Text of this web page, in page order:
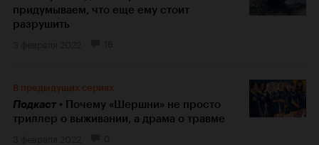
придумываем, что еще ему стоит
разрушить
В предыдущих сериях
Подкаст
Почему «Шершни» не просто
триллер о выживании, а драма о травме